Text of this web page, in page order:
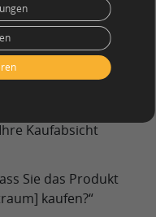
erhöht.
vor und nach
es, dass Sie
Kaufabsicht
Sie das Produkt
kaufen?“